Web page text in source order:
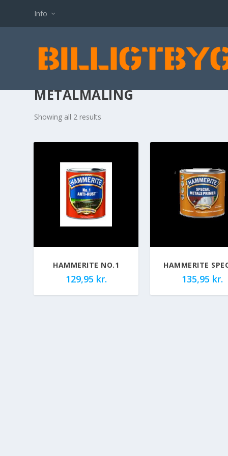
Info
METALMALING
Showing all 2 results
HAMMERITE NO.1
129,95 kr.
HAMMERITE
135,95 kr.